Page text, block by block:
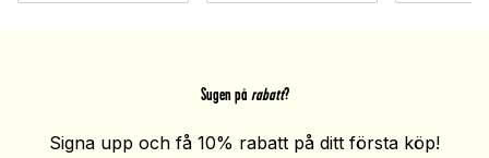
Sugen på rabatt?
Signa upp och få 10% rabatt på ditt första köp!